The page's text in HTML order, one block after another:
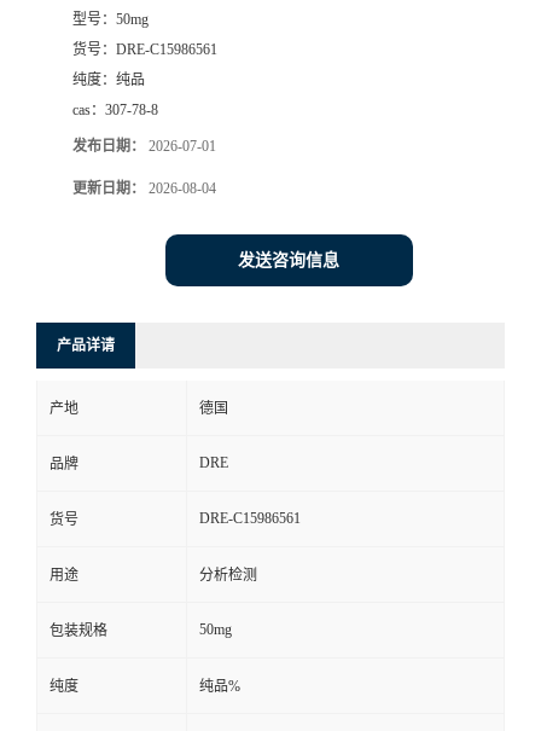
型号： 50mg
货号： DRE-C15986561
纯度： 纯品
cas： 307-78-8
发布日期： 2026-07-01
更新日期： 2026-08-04
发送咨询信息
产品详请
产地 德国
品牌 DRE
货号 DRE-C15986561
用途 分析检测
包装规格 50mg
纯度 纯品%